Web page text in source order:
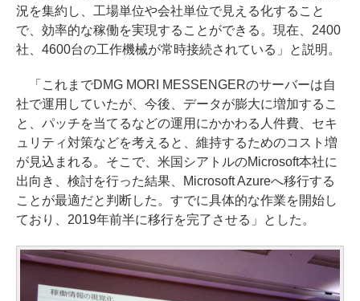
況を集約し、工場単位や会社単位で見える化すること
で、効率的な稼働を実現することができる。現在、2400
社、4600台の工作機械が常時接続されている」と説明。
「これまでDMG MORI MESSENGERのサーバーは自
社で運用していたが、今後、データが膨大に増加するこ
と、パッチを当てるなどの運用にかかわる人件費、セキ
ュリティ対策などを考えると、維持するためのコスト増
が見込まれる。そこで、米国シアトルのMicrosoft本社に
出向き、検討を行った結果、Microsoft Azureへ移行する
ことが最適だと判断した。すでに具体的な作業を開始し
ており、2019年前半に移行を完了させる」とした。